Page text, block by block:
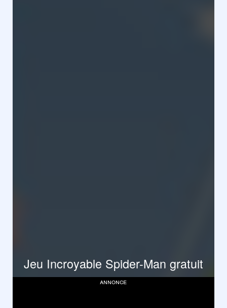
Jeu Incroyable Spider-Man gratuit
annonce